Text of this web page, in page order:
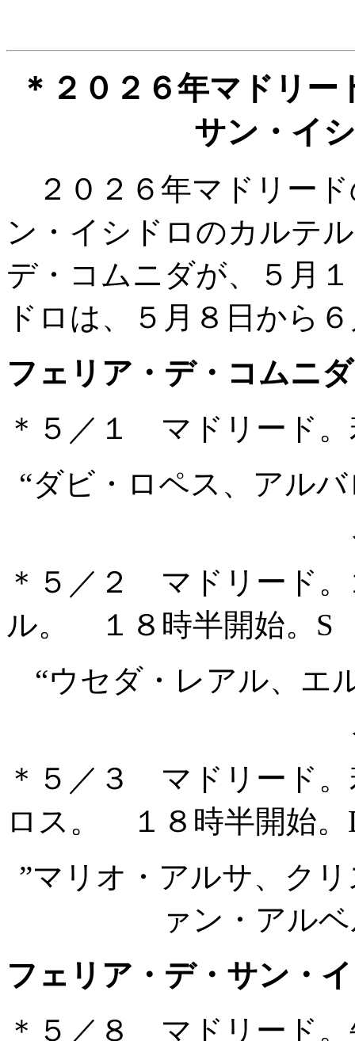
＊２０２６年マドリ
サン・イ
２０２６年マドリー
ン・イシドロのカルテ
デ・コムニダが、５月
ドロは、５月８日から
フェリア・デ・コムニダ
＊５／１ マドリード
“ダビ・ロペス、アル
＊５／２ マドリード
ル。 １８時半開始。S
“ウセダ・レアル、エ
＊５／３ マドリード
ロス。 １８時半開始。
”マリオ・アルサ、ク
ァン・アル
フェリア・デ・サン・
＊５／８ マドリード